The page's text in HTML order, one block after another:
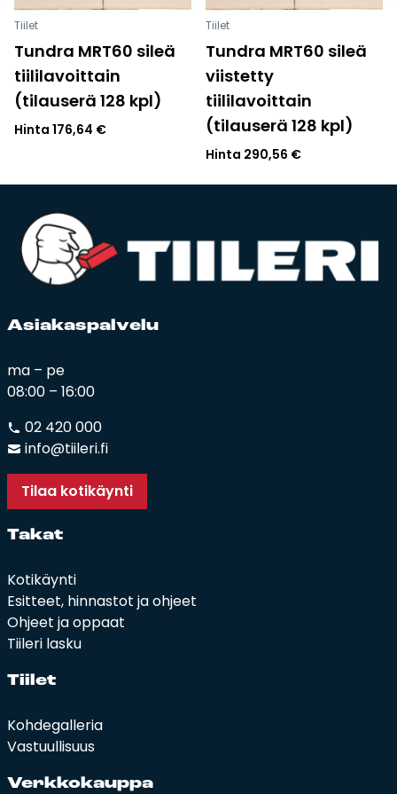
Tiilet
Tundra MRT60 sileä
tiililavoittain
(tilauserä 128 kpl)
Hinta 176,64 €
Tiilet
Tundra MRT60 sileä
viistetty
tiililavoittain
(tilauserä 128 kpl)
Hinta 290,56 €
Asia­kas­pal­ve­lu
ma – pe
08:00 – 16:00
02 420 000
info@tiileri.fi
Tilaa kotikäynti
Ta­kat
Kotikäynti
Esitteet, hinnastot ja ohjeet
Ohjeet ja oppaat
Tiileri lasku
Tii­let
Kohdegalleria
Vastuullisuus
Verk­ko­kaup­pa